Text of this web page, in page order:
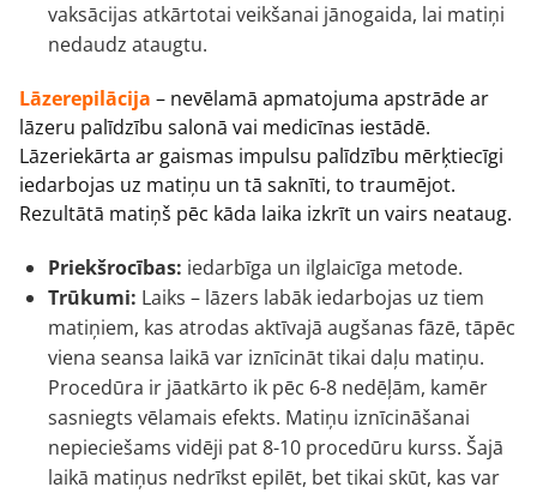
vaksācijas atkārtotai veikšanai jānogaida, lai matiņi
nedaudz ataugtu.
Lāzerepilācija – nevēlamā apmatojuma apstrāde ar
lāzeru palīdzību salonā vai medicīnas iestādē.
Lāzeriekārta ar gaismas impulsu palīdzību mērķtiecīgi
iedarbojas uz matiņu un tā saknīti, to traumējot.
Rezultātā matiņš pēc kāda laika izkrīt un vairs neataug.
Priekšrocības: iedarbīga un ilglaicīga metode.
Trūkumi: Laiks – lāzers labāk iedarbojas uz tiem
matiņiem, kas atrodas aktīvajā augšanas fāzē, tāpēc
viena seansa laikā var iznīcināt tikai daļu matiņu.
Procedūra ir jāatkārto ik pēc 6-8 nedēļām, kamēr
sasniegts vēlamais efekts. Matiņu iznīcināšanai
nepieciešams vidēji pat 8-10 procedūru kurss. Šajā
laikā matiņus nedrīkst epilēt, bet tikai skūt, kas var